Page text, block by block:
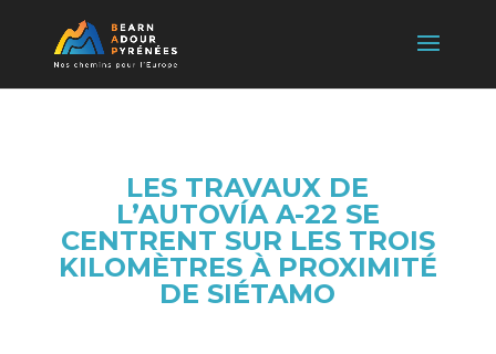
LES TRAVAUX DE
L’AUTOVÍA A-22 SE
CENTRENT SUR LES TROIS
KILOMÈTRES À PROXIMITÉ
DE SIÉTAMO